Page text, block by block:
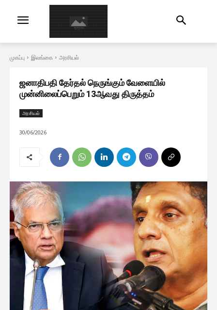
முகப்பு இலங்கை அரசியல்
ஜனாதிபதி தேர்தல் நெருங்கும் வேளையில்
முன்னிலைப்பெறும் 13ஆவது திருத்தம்
அரசியல்
30/06/2026